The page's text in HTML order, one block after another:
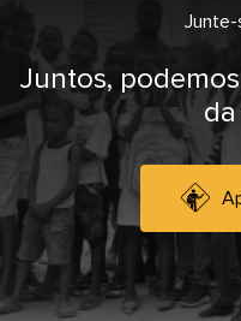
Junte-
Juntos,